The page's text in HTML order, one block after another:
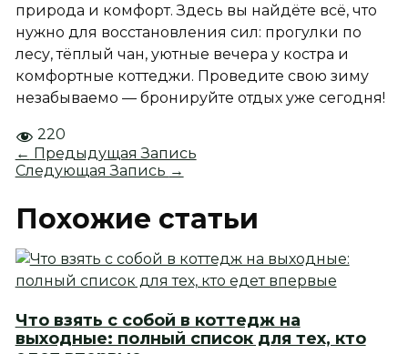
природа и комфорт. Здесь вы найдёте всё, что
нужно для восстановления сил: прогулки по
лесу, тёплый чан, уютные вечера у костра и
комфортные коттеджи. Проведите свою зиму
незабываемо — бронируйте отдых уже сегодня!
220
← Предыдущая Запись
Следующая Запись →
Похожие статьи
Что взять с собой в коттедж на
выходные: полный список для тех, кто